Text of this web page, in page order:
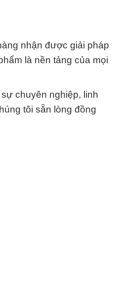
nhận được giải pháp
là nền tảng của mọi
chuyên nghiệp, linh
tôi sẵn lòng đồng